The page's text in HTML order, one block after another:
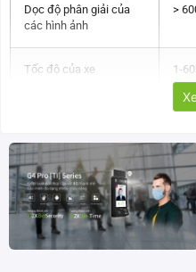
Dọc độ phân giải của
các hình ảnh
>
Tốc độ của xe
1-
view (FOV)
Đèn phụ
Trọng lượng công suất 50T